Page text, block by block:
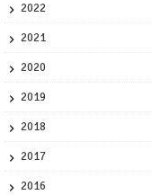
2022
2021
2020
2019
2018
2017
2016